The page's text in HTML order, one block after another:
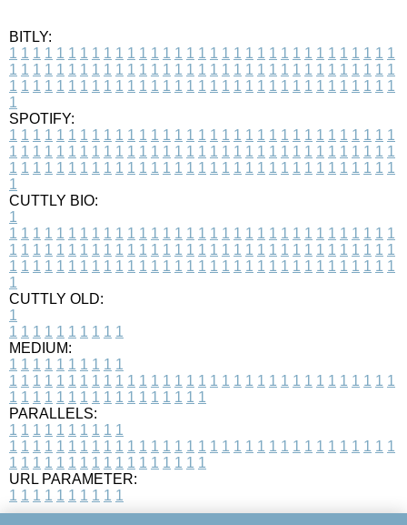
BITLY:
1 1 1 1 1 1 1 1 1 1 1 1 1 1 1 1 1 1 1 1 1 1 1 1 1 1 1 1 1 1 1 1 1
1 1 1 1 1 1 1 1 1 1 1 1 1 1 1 1 1 1 1 1 1 1 1 1 1 1 1 1 1 1 1 1 1
1 1 1 1 1 1 1 1 1 1 1 1 1 1 1 1 1 1 1 1 1 1 1 1 1 1 1 1 1 1 1 1 1
1
SPOTIFY:
1 1 1 1 1 1 1 1 1 1 1 1 1 1 1 1 1 1 1 1 1 1 1 1 1 1 1 1 1 1 1 1 1
1 1 1 1 1 1 1 1 1 1 1 1 1 1 1 1 1 1 1 1 1 1 1 1 1 1 1 1 1 1 1 1 1
1 1 1 1 1 1 1 1 1 1 1 1 1 1 1 1 1 1 1 1 1 1 1 1 1 1 1 1 1 1 1 1 1
1
CUTTLY BIO:
1
1 1 1 1 1 1 1 1 1 1 1 1 1 1 1 1 1 1 1 1 1 1 1 1 1 1 1 1 1 1 1 1 1
1 1 1 1 1 1 1 1 1 1 1 1 1 1 1 1 1 1 1 1 1 1 1 1 1 1 1 1 1 1 1 1 1
1 1 1 1 1 1 1 1 1 1 1 1 1 1 1 1 1 1 1 1 1 1 1 1 1 1 1 1 1 1 1 1 1
1
CUTTLY OLD:
1
1 1 1 1 1 1 1 1 1 1
MEDIUM:
1 1 1 1 1 1 1 1 1 1
1 1 1 1 1 1 1 1 1 1 1 1 1 1 1 1 1 1 1 1 1 1 1 1 1 1 1 1 1 1 1 1 1
1 1 1 1 1 1 1 1 1 1 1 1 1 1 1 1 1
PARALLELS:
1 1 1 1 1 1 1 1 1 1
1 1 1 1 1 1 1 1 1 1 1 1 1 1 1 1 1 1 1 1 1 1 1 1 1 1 1 1 1 1 1 1 1
1 1 1 1 1 1 1 1 1 1 1 1 1 1 1 1 1
URL PARAMETER:
1 1 1 1 1 1 1 1 1 1